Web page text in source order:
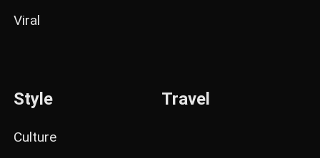
Viral
Style
Culture
Travel